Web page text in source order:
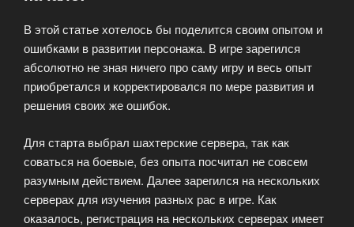
В этой статье хотелось бы поделится своим опытом и
ошибками в развитии персонажа. В игре зарегился
абсолютно не зная ничего про саму игру и весь опыт
приобретался и корректировался по мере развития и
решения своих же ошибок.
Для старта выбрал шахтерские сервера, так как
соваться на боевые, без опыта посчитал не совсем
разумным действием. Далее зарегился на нескольких
серверах для изучения разных рас в игре. Как
оказалось, регистрация на нескольких серверах имеет